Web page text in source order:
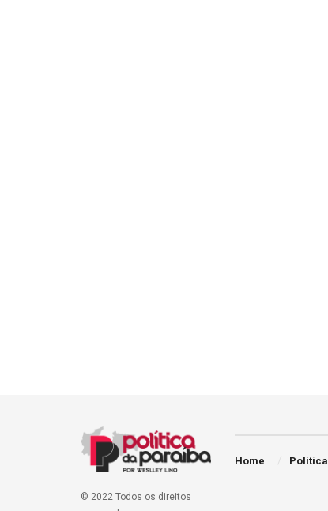
© 2022 Todos os direitos
Home Política